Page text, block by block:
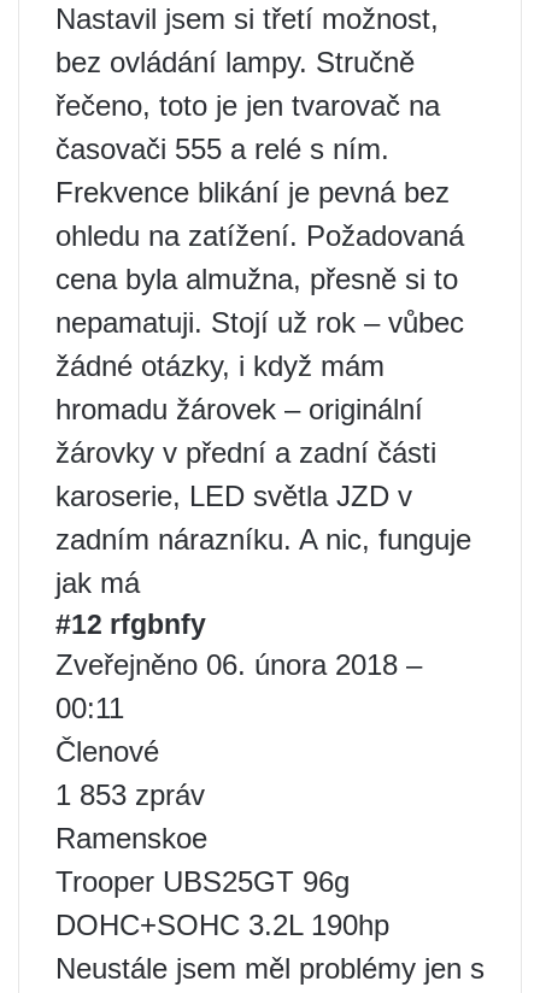
Nastavil jsem si třetí možnost,
bez ovládání lampy. Stručně
řečeno, toto je jen tvarovač na
časovači 555 a relé s ním.
Frekvence blikání je pevná bez
ohledu na zatížení. Požadovaná
cena byla almužna, přesně si to
nepamatuji. Stojí už rok – vůbec
žádné otázky, i když mám
hromadu žárovek – originální
žárovky v přední a zadní části
karoserie, LED světla JZD v
zadním nárazníku. A nic, funguje
jak má
#12 rfgbnfy
Zveřejněno 06. února 2018 –
00:11
Členové
1 853 zpráv
Ramenskoe
Trooper UBS25GT 96g
DOHC+SOHC 3.2L 190hp
Neustále jsem měl problémy jen s